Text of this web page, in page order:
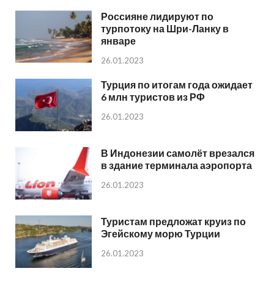
Россияне лидируют по
турпотоку на Шри-Ланку в
январе
26.01.2023
Турция по итогам года ожидает
6 млн туристов из РФ
26.01.2023
В Индонезии самолёт врезался
в здание терминала аэропорта
26.01.2023
Туристам предложат круиз по
Эгейскому морю Турции
26.01.2023